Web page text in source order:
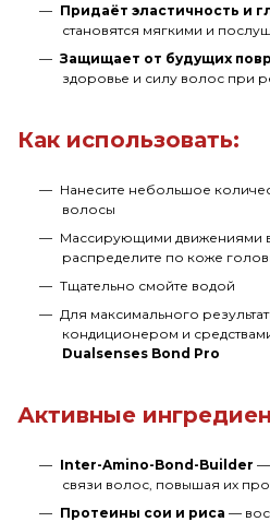
Придаёт эластичность и
становятся мягкими и
Защищает от будущих
здоровье и силу волос при
Как использовать:
Нанесите небольшое
волосы
Массирующими движениями
распределите по коже
Тщательно смойте водой
Для максимального
кондиционером и
Dualsenses Bond Pro
Активные
Inter-Amino-Bond-Builder —
связи волос, повышая их
Протеины сои и риса —